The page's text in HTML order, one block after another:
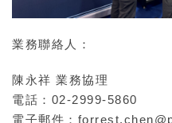
業務聯絡人：
陳永祥 業務協理
電話：02-2999-5860
電子郵件：